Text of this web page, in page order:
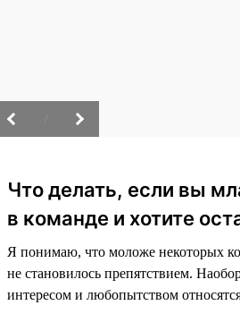
Что делать, если вы
в команде и хотите
Я понимаю, что моложе некоторых
не становилось препятствием.
интересом и любопытством